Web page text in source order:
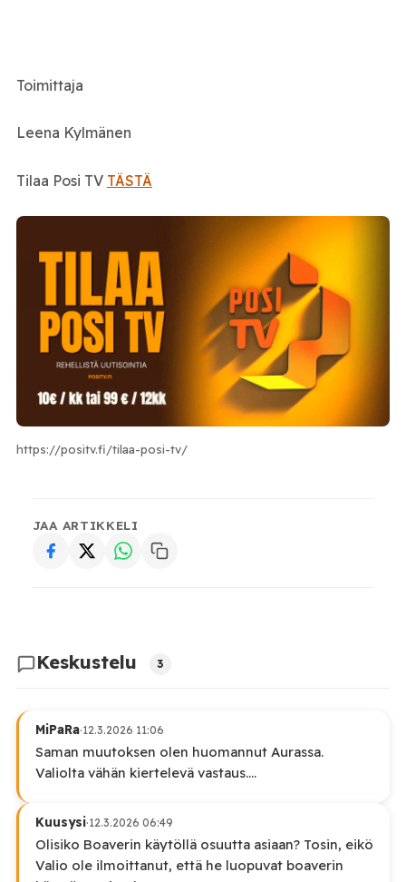
Toimittaja
Leena Kylmänen
Tilaa Posi TV TÄSTÄ
https://positv.fi/tilaa-posi-tv/
JAA ARTIKKELI
Keskustelu 3
MiPaRa·12.3.2026 11:06
Saman muutoksen olen huomannut Aurassa.
Valiolta vähän kiertelevä vastaus....
Kuusysi·12.3.2026 06:49
Olisiko Boaverin käytöllä osuutta asiaan? Tosin, eikö
Valio ole ilmoittanut, että he luopuvat boaverin